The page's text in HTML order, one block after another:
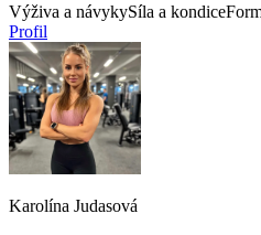
Výživa a návykySíla a kondice
Profil
Karolína Judasová